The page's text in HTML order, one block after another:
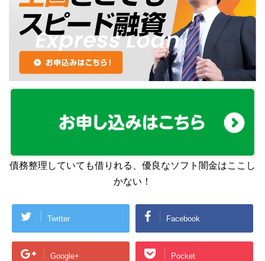
債務整理していても借りれる、優良なソフト闇金はここし
かない！
Twitter Facebook
Google+ Pocket